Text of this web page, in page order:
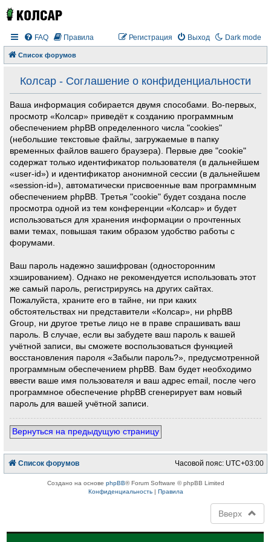
Dark mode
FAQ Правила Выход
Регистрация
Список форумов
Колсар - Соглашение о конфиденциальности
Ваша информация собирается двумя способами. Во-первых,
просмотр «Колсар» приведёт к созданию программным
обеспечением phpBB определенного числа "cookies"
(небольшие текстовые файлы, загружаемые в папку
временных файлов вашего браузера). Первые две "cookie"
содержат только идентификатор пользователя (в дальнейшем
«user-id») и идентификатор анонимной сессии (в дальнейшем
«session-id»), автоматически присвоенные вам программным
обеспечением phpBB. Третья "cookie" будет создана после
просмотра одной из тем конференции «Колсар» и будет
использоваться для хранения информации о прочтенных
вами темах, повышая таким образом удобство работы с
форумами.
Ваш пароль надежно зашифрован (односторонним
хэшированием). Однако не рекомендуется использовать этот
же самый пароль, регистрируясь на других сайтах.
Пожалуйста, храните его в тайне, ни при каких
обстоятельствах ни представители «Колсар», ни phpBB
Group, ни другое третье лицо не в праве спрашивать ваш
пароль. В случае, если вы забудете ваш пароль к вашей
учётной записи, вы сможете воспользоваться функцией
восстановления пароля «Забыли пароль?», предусмотренной
программным обеспечением phpBB. Вам будет необходимо
ввести ваше имя пользователя и ваш адрес email, после чего
программное обеспечение phpBB сгенерирует вам новый
пароль для вашей учётной записи.
Вернуться на предыдущую страницу
Список форумов Часовой пояс: UTC+03:00
Создано на основе phpBB® Forum Software © phpBB Limited
Конфиденциальность| Правила
Вверх